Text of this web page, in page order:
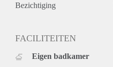
Bezichtiging
FACILITEITEN
Eigen badkamer